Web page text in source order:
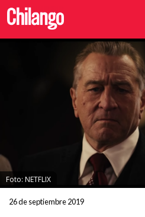
Foto: NETFLIX
26 de septiembre 2019